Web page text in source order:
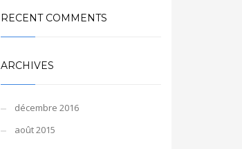
RECENT COMMENTS
ARCHIVES
décembre 2016
août 2015